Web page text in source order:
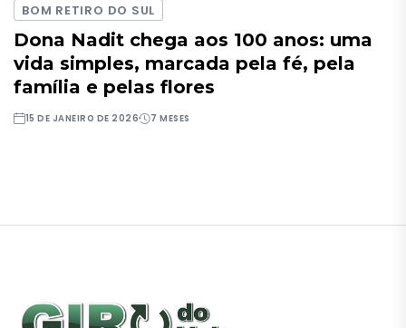
BOM RETIRO DO SUL
Dona Nadit chega aos 100 anos: uma
vida simples, marcada pela fé, pela
família e pelas flores
15 DE JANEIRO DE 2026 7 MESES